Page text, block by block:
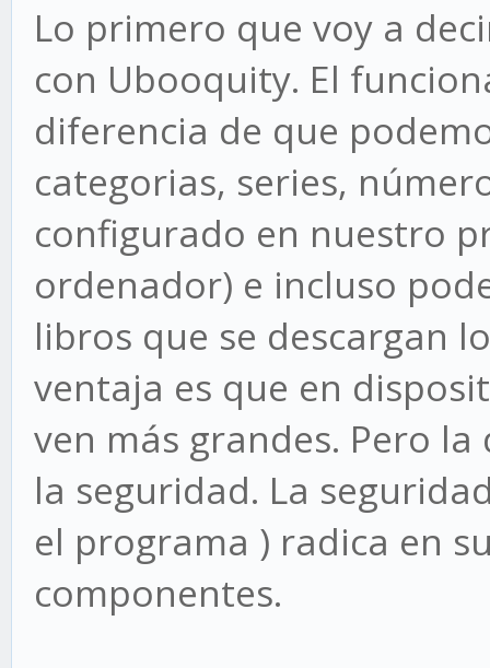
Lo primero que voy a
con Ubooquity. El
diferencia de que
categorias, series,
configurado en nuestro
ordenador) e incluso
libros que se descargan
ventaja es que en
ven más grandes. Pero
la seguridad. La
el programa ) radica en
componentes.